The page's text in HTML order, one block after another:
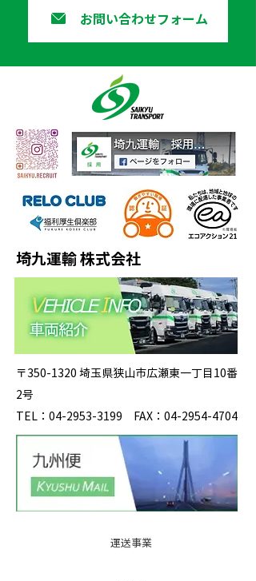
お問い合わせフォーム
埼九運輸 株式会社
〒350-1320 埼玉県狭山市広瀬東一丁目10番
2号
TEL：04-2953-3199 FAX：04-2954-4704
運送事業